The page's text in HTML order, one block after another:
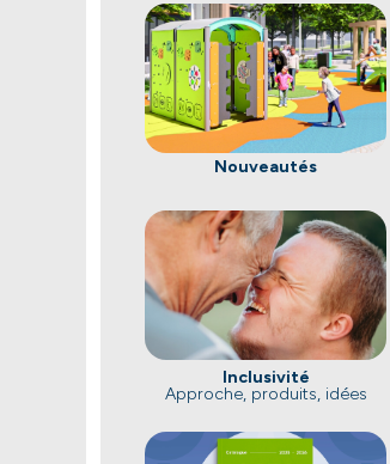
Nouveautés
Inclusivité
Approche, produits, idées